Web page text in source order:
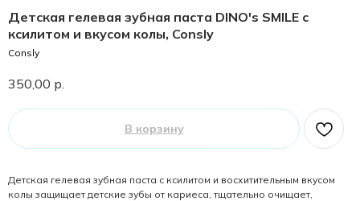
Детская гелевая зубная паста DINO's SMILE c
ксилитом и вкусом колы, Consly
Consly
350,00 р.
В корзину
Детская гелевая зубная паста с ксилитом и восхитительным вкусом
колы защищает детские зубы от кариеса, тщательно очищает,